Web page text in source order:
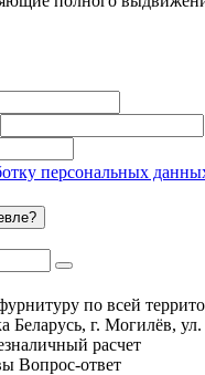
персональных
по всей
Беларусь, г. Могилёв, ул.
расчет
Вопрос-ответ